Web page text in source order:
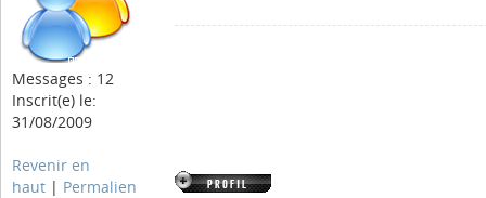
Messages : 12
Inscrit(e) le:
31/08/2009
Revenir en
haut | Permalien